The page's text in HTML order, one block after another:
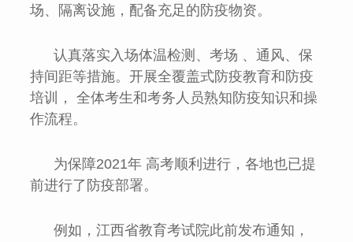
场、隔离设施，配备充足的防疫物资。
认真落实入场体温检测、考场 、通风、保
持间距等措施。开展全覆盖式防疫教育和防疫
培训， 全体考生和考务人员熟知防疫知识和操
作流程。
为保障2021年 高考顺利进行，各地也已提
前进行了防疫部署。
例如，江西省教育考试院此前发布通知，